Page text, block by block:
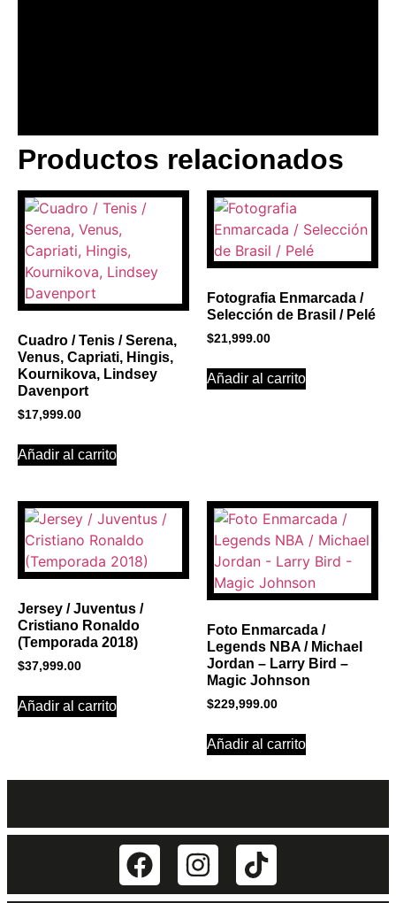
BANNER CON
PROMOCIONES 1
Click Here
Productos relacionados
Cuadro / Tenis / Serena,
Venus, Capriati, Hingis,
Kournikova, Lindsey
Davenport
$17,999.00
Añadir al carrito
Fotografia Enmarcada /
Selección de Brasil / Pelé
$21,999.00
Añadir al carrito
Jersey / Juventus /
Cristiano Ronaldo
(Temporada 2018)
$37,999.00
Añadir al carrito
Foto Enmarcada /
Legends NBA / Michael
Jordan – Larry Bird –
Magic Johnson
$229,999.00
Añadir al carrito